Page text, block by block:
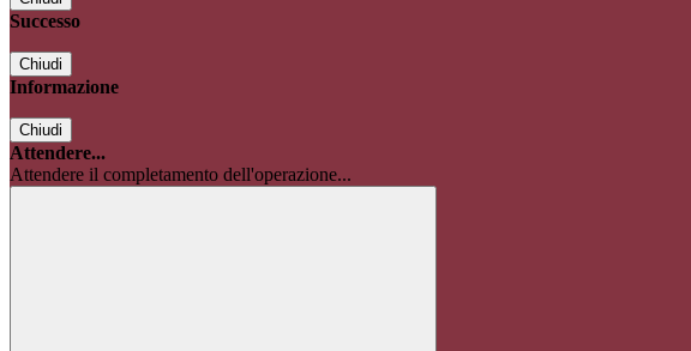
Successo
Chiudi
Informazione
Chiudi
Attendere...
Attendere il completamento dell'operazione...